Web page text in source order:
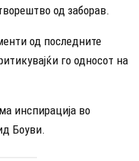
од заборав.
од последните
го односот на
инспирација во
Боуви.